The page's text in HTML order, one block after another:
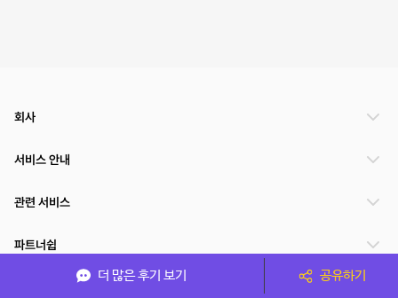
더 많은 후기 보기 공유하기
회사
서비스 안내
관련 서비스
파트너쉽
서비스 제공 국가